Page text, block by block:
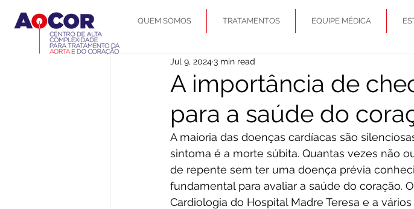
QUEM SOMOS TRATAMENTOS EQUIPE MÉDICA
A importância de
para a saúde do
Jul 9, 20243 min read
A maioria das doenças cardíacas são
sintoma é a morte súbita. Quantas vezes não
de repente sem ter uma doença prévia
fundamental para avaliar a saúde do coração.
Cardiologia do Hospital Madre Teresa e a